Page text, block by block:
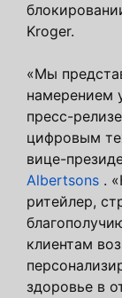
Kroger.
«Мы
намерением
пресс-
цифровым
вице-
Albertsons .
ритейлер,
клиентам
здоровье в